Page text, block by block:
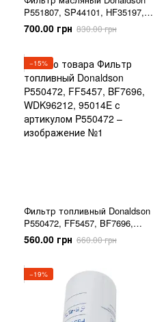
P551807, SP44101, HF35197,
B7225, 51791
700.00 грн 830.00 грн
−15%
Фильтр топливный Donaldson
P550472, FF5457, BF7696,
WDK96212, 95014E
560.00 грн 660.00 грн
−19%